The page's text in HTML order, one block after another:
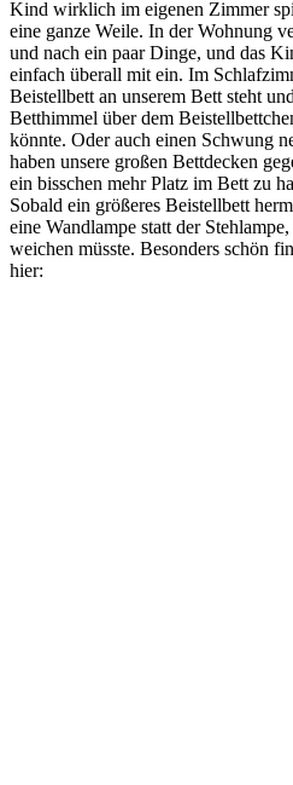
Kind wirklich im eigenen Zimmer
eine ganze Weile. In der Wohnung
und nach ein paar Dinge, und das
einfach überall mit ein. Im
Beistellbett an unserem Bett steht
Betthimmel über dem
könnte. Oder auch einen Schwung
haben unsere großen Bettdecken
ein bisschen mehr Platz im Bett zu
Sobald ein größeres Beistellbett
eine Wandlampe statt der
weichen müsste. Besonders schön
hier: